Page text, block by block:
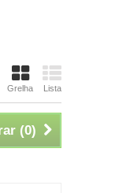
Grelha Lista
(0)